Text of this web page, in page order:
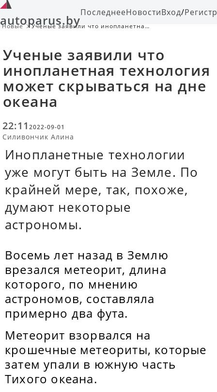
autoparus.byПоследнееНовостиВход/
Новые
Ученые заявили что инопланетная
Ученые заявили что
инопланетная технология
может скрываться на дне
океана
22:11 2022-09-01
Силивончик Алина
Инопланетные технологии
уже могут быть на Земле. По
крайней мере, так, похоже,
думают некоторые
астрономы.
Восемь лет назад в Землю
врезался метеорит, длина
которого, по мнению
астрономов, составляла
примерно два фута.
Метеорит взорвался на
крошечные метеориты, которые
затем упали в южную часть
Тихого океана.